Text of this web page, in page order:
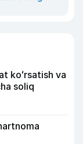
koʻrsatish va
soliq